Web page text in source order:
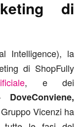
di
Intelligence), la
di ShopFully
, e dei
DoveConviene,
Vicenzi ha